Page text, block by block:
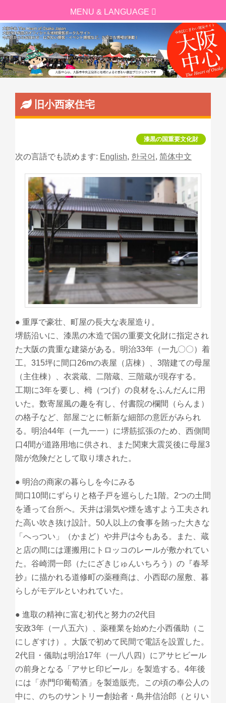
旧小西家住宅
漆黒の国重要文化財
次の言語でも読めます: English, 한국어 , 简体中文
● 重厚で豪壮、町屋の長大な表屋造り。
堺筋沿いに、漆黒の木造で国の重要文化財に指定され
た大阪の貴重な建築がある。明治33年（一九〇〇）着
工。315坪に間口26mの表屋（店棟）、3階建ての母屋
（主住棟）、衣裳蔵、二階蔵、三階蔵が現存する。
工期に3年を要し、栂（つげ）の良材をふんだんに用
いた。数寄屋風の趣を有し、付書院の欄間（らんま）
の格子など、部屋ごとに斬新な細部の意匠がみられ
る。明治44年（一九一一）に堺筋拡張のため、西側間
口4間が道路用地に供され、また関東大震災後に母屋3
階が危険だとして取り壊された。
● 明治の商家の暮らしを今にみる
間口10間にずらりと格子戸を巡らした1階。2つの土間
を通って台所へ。天井は湯気や煙を逃すよう工夫され
た高い吹き抜け設計。50人以上の食事を賄った大きな
「へっつい」（かまど）や井戸は今もある。また、蔵
と店の間には運搬用にトロッコのレールが敷かれてい
た。谷崎潤一郎（たにざきじゅんいちろう）の『春琴
抄』に描かれる道修町の薬種商は、小西邸の屋敷、暮
らしがモデルといわれていた。
● 進取の精神に富む初代と努力の2代目
安政3年（一八五六）、薬種業を始めた小西儀助（こ
にしぎすけ）。大阪で初めて民間で電話を設置した。
2代目・儀助は明治17年（一八八四）にアサヒビール
の前身となる「アサヒ印ビール」を製造する。4年後
には「赤門印葡萄酒」を製造販売。この頃の奉公人の
中に、のちのサントリー創始者・鳥井信治郎（とりい